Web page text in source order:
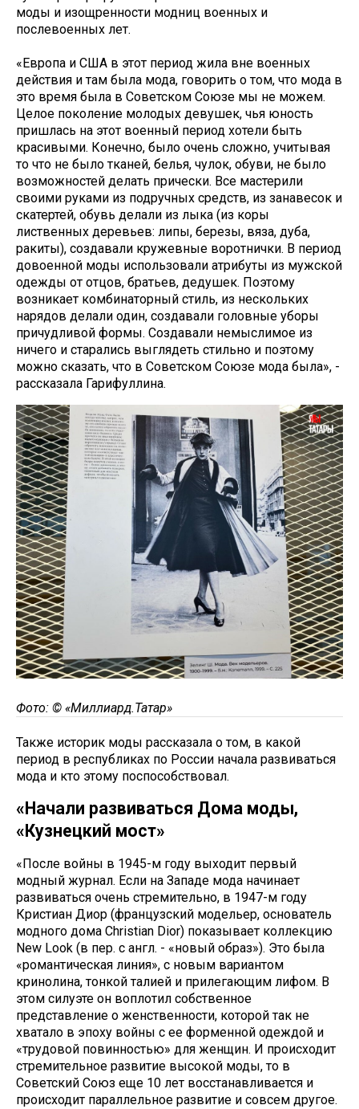
моды и изощренности модниц военных и
послевоенных лет.
«Европа и США в этот период жила вне военных
действия и там была мода, говорить о том, что мода в
это время была в Советском Союзе мы не можем.
Целое поколение молодых девушек, чья юность
пришлась на этот военный период хотели быть
красивыми. Конечно, было очень сложно, учитывая
то что не было тканей, белья, чулок, обуви, не было
возможностей делать прически. Все мастерили
своими руками из подручных средств, из занавесок и
скатертей, обувь делали из лыка (из коры
лиственных деревьев: липы, березы, вяза, дуба,
ракиты), создавали кружевные воротнички. В период
довоенной моды использовали атрибуты из мужской
одежды от отцов, братьев, дедушек. Поэтому
возникает комбинаторный стиль, из нескольких
нарядов делали один, создавали головные уборы
причудливой формы. Создавали немыслимое из
ничего и старались выглядеть стильно и поэтому
можно сказать, что в Советском Союзе мода была», -
рассказала Гарифуллина.
Фото: © «Миллиард.Татар»
Также историк моды рассказала о том, в какой
период в республиках по России начала развиваться
мода и кто этому поспособствовал.
«Начали развиваться Дома моды,
«Кузнецкий мост»
«После войны в 1945-м году выходит первый
модный журнал. Если на Западе мода начинает
развиваться очень стремительно, в 1947-м году
Кристиан Диор (французский модельер, основатель
модного дома Christian Dior) показывает коллекцию
New Look (в пер. с англ. - «новый образ»). Это была
«романтическая линия», с новым вариантом
кринолина, тонкой талией и прилегающим лифом. В
этом силуэте он воплотил собственное
представление о женственности, которой так не
хватало в эпоху войны с ее форменной одеждой и
«трудовой повинностью» для женщин. И происходит
стремительное развитие высокой моды, то в
Советский Союз еще 10 лет восстанавливается и
происходит параллельное развитие и совсем другое.